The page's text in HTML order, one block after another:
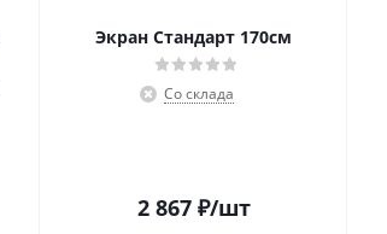
Экран Стандарт 170см
Со склада
2 867₽/шт